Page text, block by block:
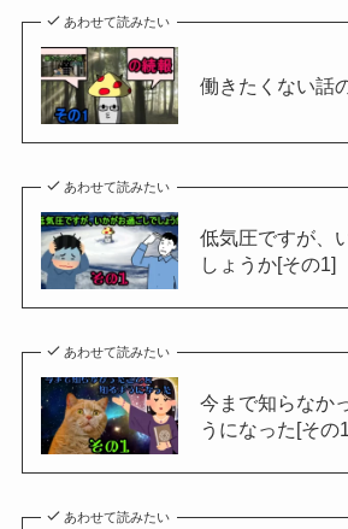
あわせて読みたい
働きたくない話
あわせて読みたい
低気圧ですが、
しょうか[その1]
あわせて読みたい
今まで知らなか
うになった[その
あわせて読みたい